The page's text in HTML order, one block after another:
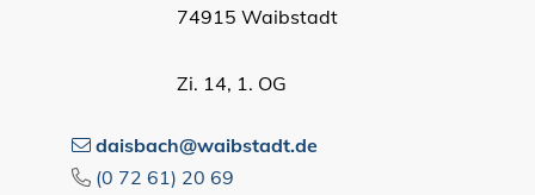
74915 Waibstadt
Zi. 14, 1. OG
daisbach@waibstadt.de
(0 72 61) 20 69